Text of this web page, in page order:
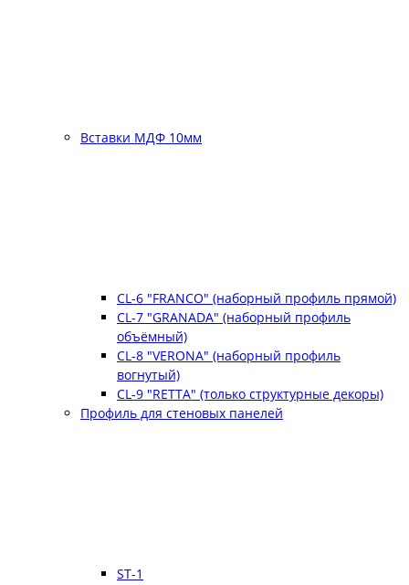
Вставки МДФ 10мм
CL-6 "FRANCO" (наборный профиль прямой)
CL-7 "GRANADA" (наборный профиль
объёмный)
CL-8 "VERONA" (наборный профиль
вогнутый)
CL-9 "RETTA" (только структурные декоры)
Профиль для стеновых панелей
ST-1